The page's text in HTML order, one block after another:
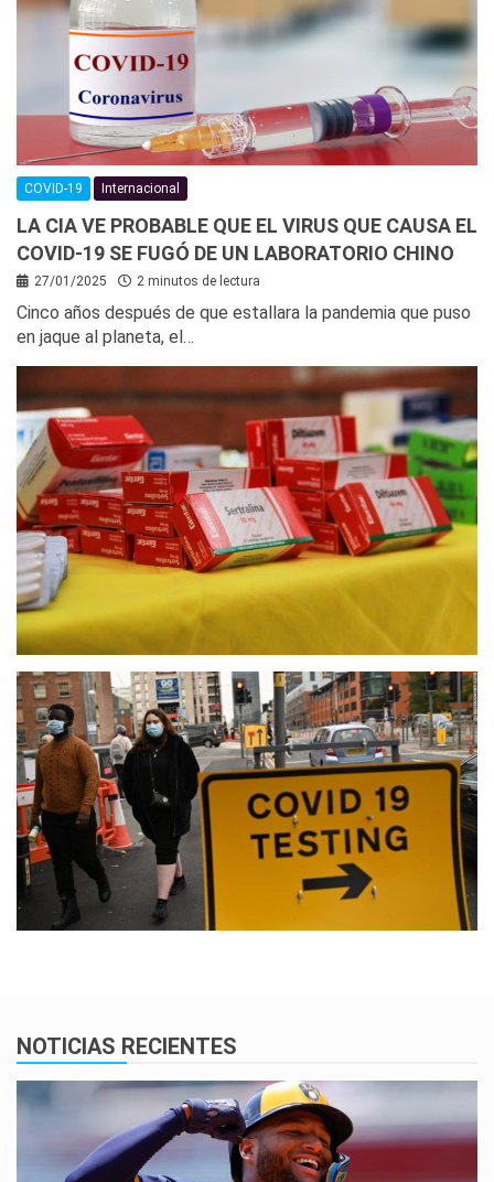
COVID-19 Internacional
LA CIA VE PROBABLE QUE EL VIRUS QUE CAUSA EL
COVID-19 SE FUGÓ DE UN LABORATORIO CHINO
27/01/2025 2 minutos de lectura
Cinco años después de que estallara la pandemia que puso
en jaque al planeta, el…
NOTICIAS RECIENTES